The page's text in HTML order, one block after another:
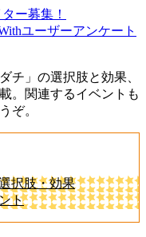
ー募集！
ユーザーアンケート
チ」の選択肢と効果、
。関連するイベントも
ぞ。
択肢・効果
ト